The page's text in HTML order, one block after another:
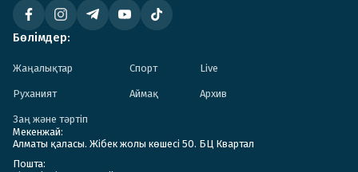
Бөлімдер:
Жаңалықтар Спорт Live
Руханият Аймақ Архив
Заң және тәртіп
Мекенжай:
Алматы қаласы. Жібек жолы көшесі 50. БЦ Квартал
Пошта: